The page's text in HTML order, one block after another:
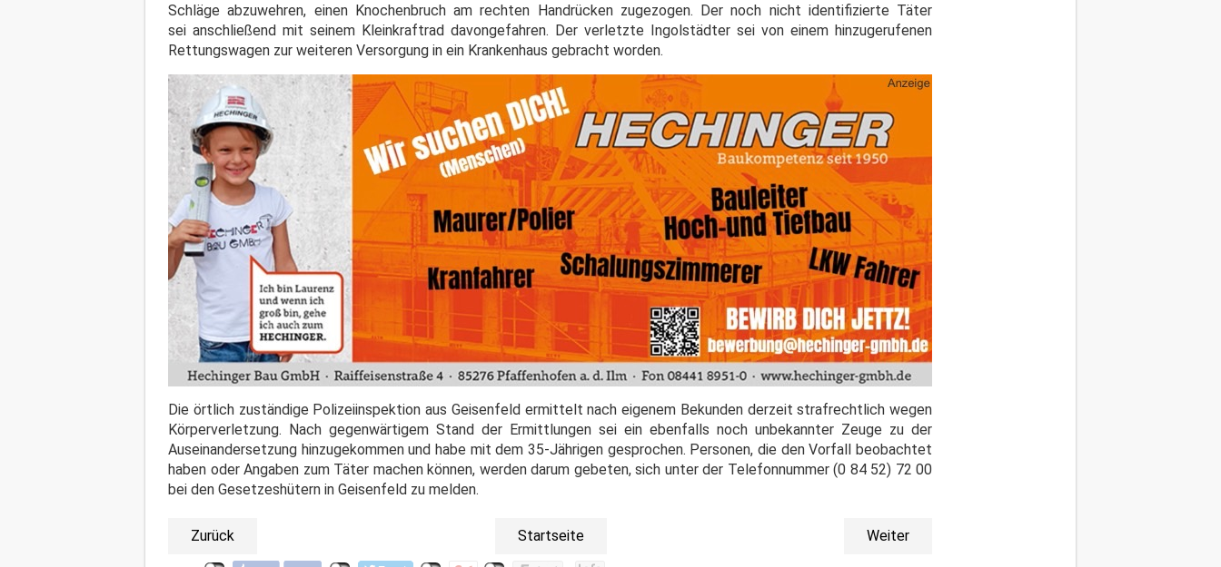
Schläge abzuwehren, einen Knochenbruch am rechten Handrücken zugezogen. Der noch nicht identifizierte Täter
sei anschließend mit seinem Kleinkraftrad davongefahren. Der verletzte Ingolstädter sei von einem hinzugerufenen
Rettungswagen zur weiteren Versorgung in ein Krankenhaus gebracht worden.
Die örtlich zuständige Polizeiinspektion aus Geisenfeld ermittelt nach eigenem Bekunden derzeit strafrechtlich wegen
Körperverletzung. Nach gegenwärtigem Stand der Ermittlungen sei ein ebenfalls noch unbekannter Zeuge zu der
Auseinandersetzung hinzugekommen und habe mit dem 35-Jährigen gesprochen. Personen, die den Vorfall beobachtet
haben oder Angaben zum Täter machen können, werden darum gebeten, sich unter der Telefonnummer (0 84 52) 72 00
bei den Gesetzeshütern in Geisenfeld zu melden.
Zurück Startseite Weiter